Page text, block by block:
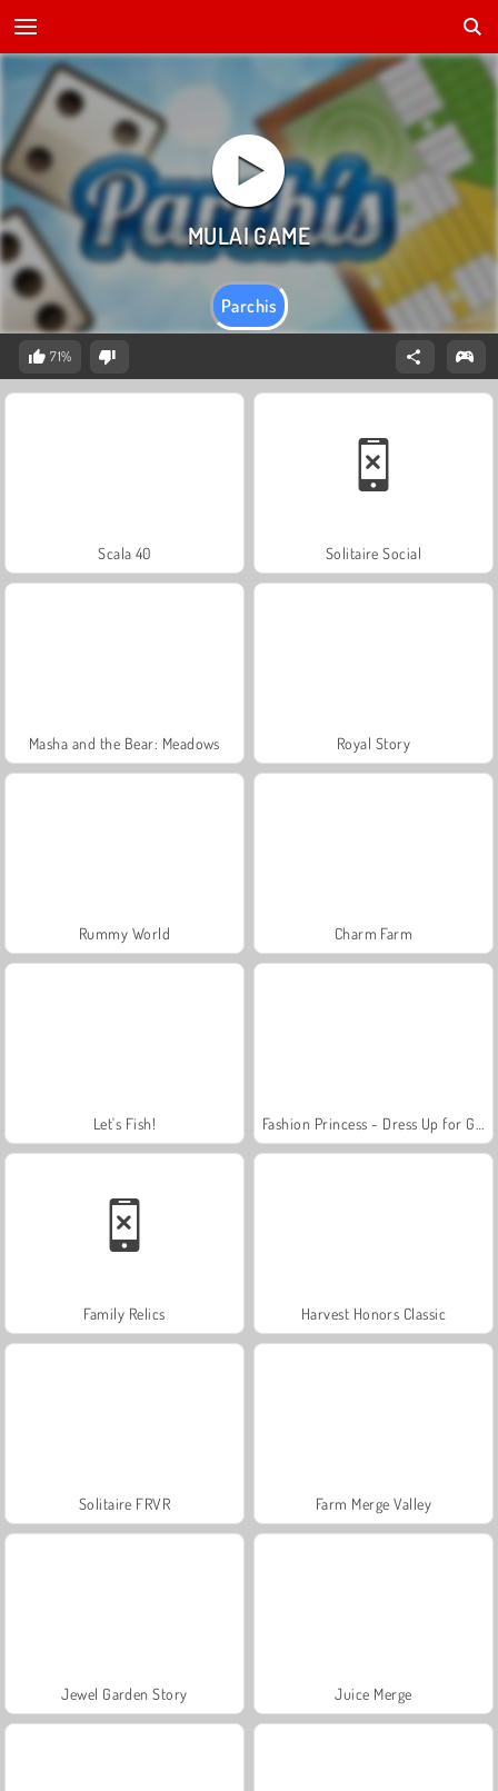
Parchis
71%
Scala 40 Solitaire Social
Masha and the Bear: Meadows Royal Story
Rummy World Charm Farm
Let's Fish!
Family Relics Harvest Honors Classic
Solitaire FRVR Farm Merge Valley
Jewel Garden Story Juice Merge